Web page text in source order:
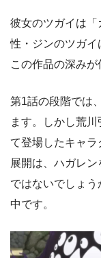
彼女のツガイは「
性・ジンのツガイ
この作品の深みが
第1話の段階では
ます。しかし荒
て登場したキャ
展開は、ハガレ
ではないでしょ
中です。